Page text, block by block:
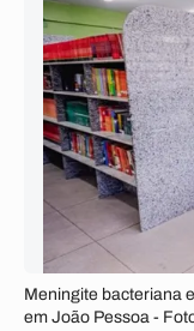
Meningite bacteriana
em João Pessoa -